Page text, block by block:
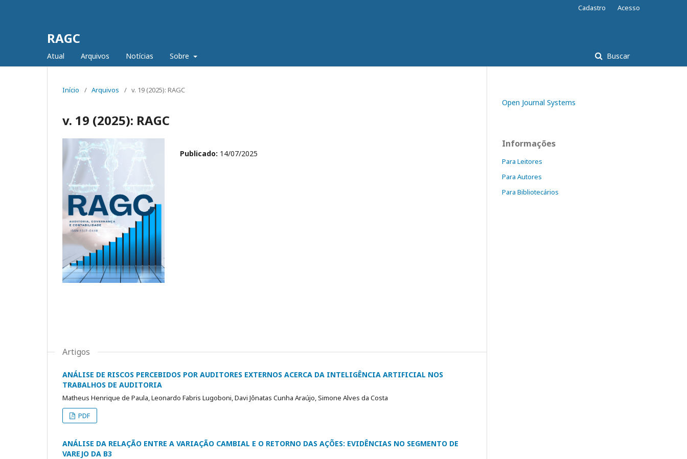
RAGC
Atual Arquivos Notícias Sobre Buscar
Cadastro Acesso
Início / Arquivos / v. 19 (2025): RAGC
v. 19 (2025): RAGC
Publicado: 14/07/2025
Artigos
ANÁLISE DE RISCOS PERCEBIDOS POR AUDITORES EXTERNOS ACERCA DA INTELIGÊNCIA ARTIFICIAL NOS
TRABALHOS DE AUDITORIA
Matheus Henrique de Paula, Leonardo Fabris Lugoboni, Davi Jônatas Cunha Araújo, Simone Alves da Costa
PDF
ANÁLISE DA RELAÇÃO ENTRE A VARIAÇÃO CAMBIAL E O RETORNO DAS AÇÕES: EVIDÊNCIAS NO SEGMENTO DE
VAREJO DA B3
Open Journal Systems
Informações
Para Leitores
Para Autores
Para Bibliotecários